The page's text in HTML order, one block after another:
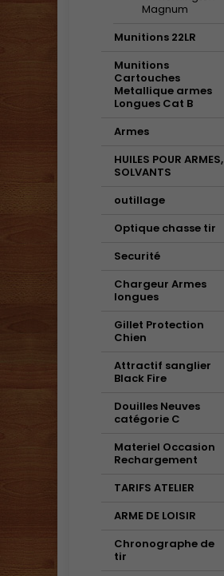
Magnum
Munitions 22LR
Munitions
Cartouches
Metallique armes
Longues Cat B
Armes
HUILES POUR ARMES,
SOLVANTS
outillage
Optique chasse tir
Securité
Chargeur Armes
longues
Gillet Protection
Chien
Attractif sanglier
Black Fire
Douilles Neuves
catégorie C
Materiel Occasion
Rechargement
TARIFS ATELIER
ARME DE LOISIR
Chronographe de
tir